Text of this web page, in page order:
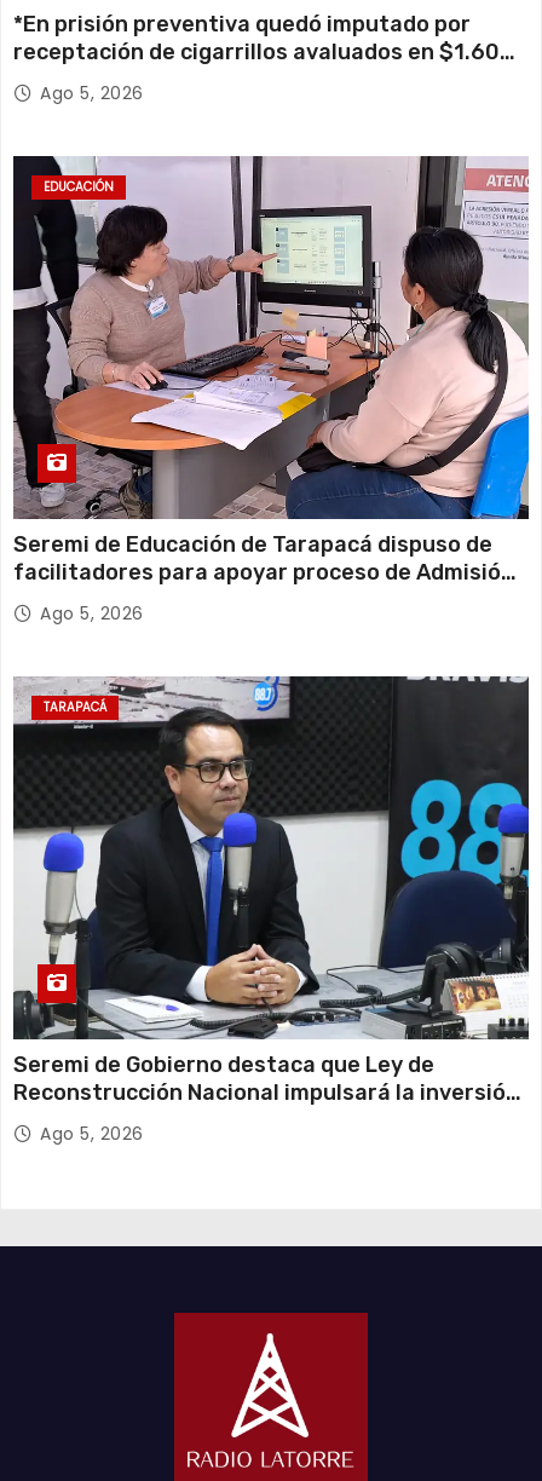
*En prisión preventiva quedó imputado por
receptación de cigarrillos avaluados en $1.600
millones*
Ago 5, 2026
EDUCACIÓN
Seremi de Educación de Tarapacá dispuso de
facilitadores para apoyar proceso de Admisión
Escolar 2027
Ago 5, 2026
TARAPACÁ
Seremi de Gobierno destaca que Ley de
Reconstrucción Nacional impulsará la inversión
y el empleo en Tarapacá
Ago 5, 2026